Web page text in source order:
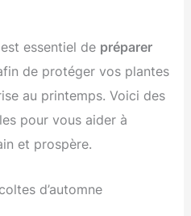
essentiel de préparer
de protéger vos plantes
au printemps. Voici des
pour vous aider à
et prospère.
d’automne